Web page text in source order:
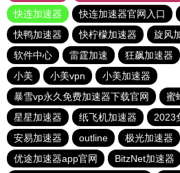
快连加速器
快连加速器官网入口
快鸭加速器
快柠檬加速器 旋风
软件中心
雷霆加速 狂飙加速器
小美
小美vpn
小美加速器
暴雪vp永久免费加速器下载官网
蜜
星星加速器
纸飞机加速器
2023
安易加速器
outline 极光加速器
优途加速器app官网
BitzNet加速器